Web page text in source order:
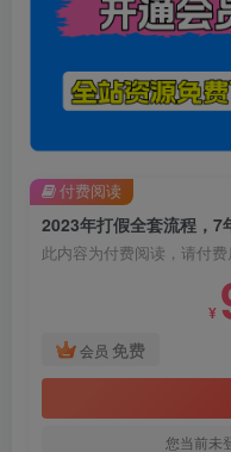
此内容为付费阅读，请付费
¥
会员 免费
您当前未
付费阅读